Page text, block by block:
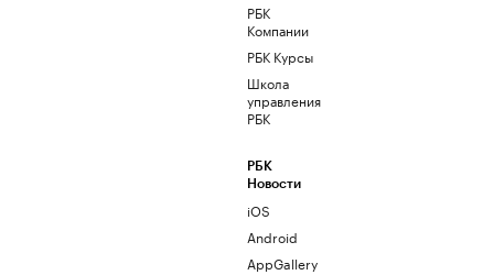
РБК
Компании
РБК Курсы
Школа
управления
РБК
РБК
Новости
iOS
Android
AppGallery